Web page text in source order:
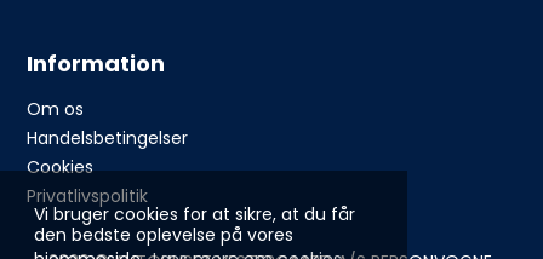
Vi bruger cookies for at sikre, at du får
den bedste oplevelse på vores
Information
Om os
Handelsbetingelser
Cookies
Privatlivspolitik